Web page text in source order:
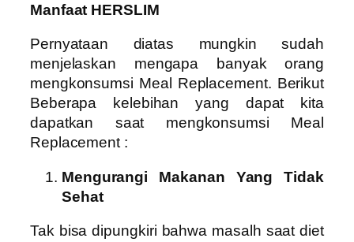
Manfaat HERSLIM
Pernyataan diatas mungkin sudah
menjelaskan mengapa banyak orang
mengkonsumsi Meal Replacement. Berikut
Beberapa kelebihan yang dapat kita
dapatkan saat mengkonsumsi Meal
Replacement :
Mengurangi Makanan Yang Tidak
Sehat
Tak bisa dipungkiri bahwa masalh saat diet